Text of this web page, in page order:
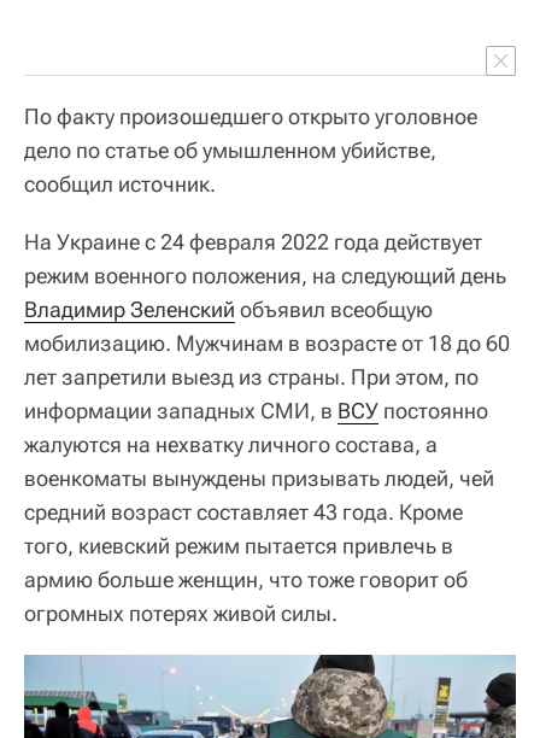
По факту произошедшего открыто уголовное
дело по статье об умышленном убийстве,
сообщил источник.
На Украине с 24 февраля 2022 года действует
режим военного положения, на следующий день
Владимир Зеленский объявил всеобщую
мобилизацию. Мужчинам в возрасте от 18 до 60
лет запретили выезд из страны. При этом, по
информации западных СМИ, в ВСУ постоянно
жалуются на нехватку личного состава, а
военкоматы вынуждены призывать людей, чей
средний возраст составляет 43 года. Кроме
того, киевский режим пытается привлечь в
армию больше женщин, что тоже говорит об
огромных потерях живой силы.